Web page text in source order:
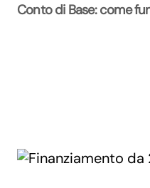
Conto di Base: come